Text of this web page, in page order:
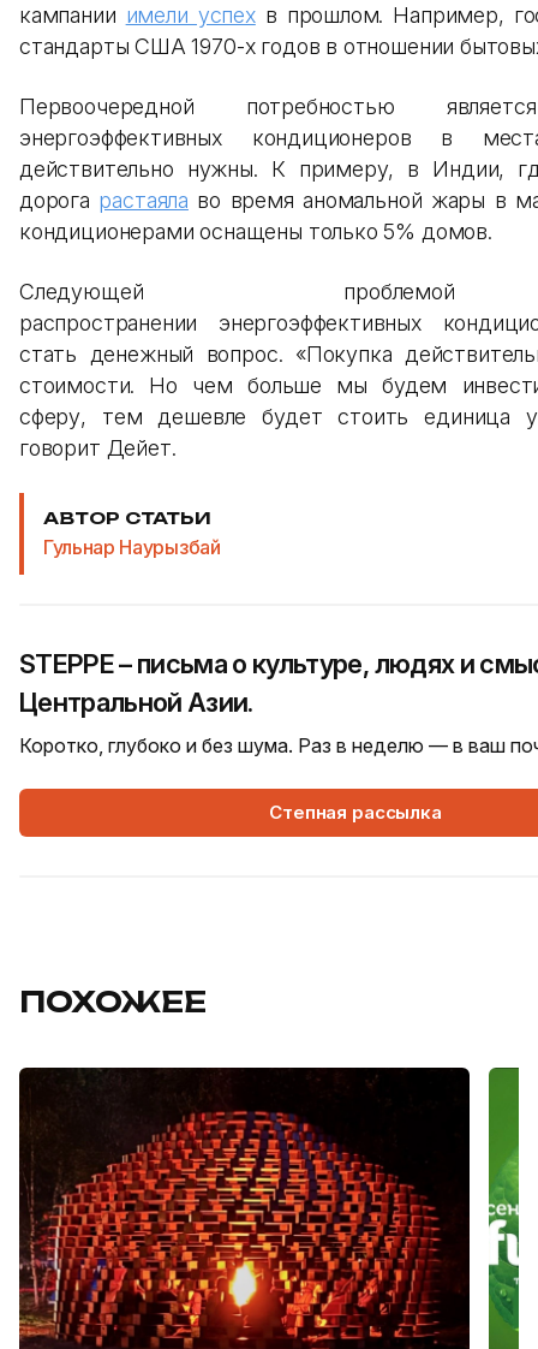
кампании имели успехв прошлом. Например,
стандарты США 1970-х годов в отношении
Первоочередной потребностью
энергоэффективных кондиционеров в
действительно нужны. К примеру, в Индии,
дорога растаяла во время аномальной жары в
кондиционерами оснащены только 5% домов.
Следующей
распространении энергоэффективных
стать денежный вопрос. «Покупка
стоимости. Но чем больше мы будем
сферу, тем дешевле будет стоить единица
говорит Дейет.
АВТОР СТАТЬИ
Гульнар Наурызбай
STEPPE – письма о культуре, людях и
Центральной Азии.
Коротко, глубоко и без шума. Раз в неделю — в ваш
Степная рассылка
ПОХОЖЕЕ